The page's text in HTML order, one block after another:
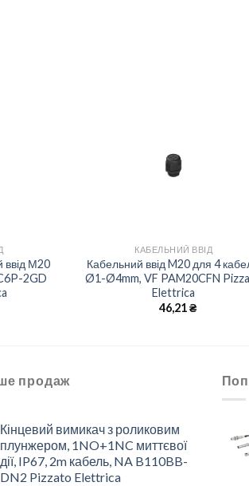
ввід М20
2GD
КАБЕЛЬНИЙ ВВІД
Кабельний ввід M20 для 4
Ø1-Ø4mm, VF PAM20CFN
Elettrica
46,21₴
продаж
Кінцевий вимикач з роликовим
плунжером, 1NO+1NC миттєвої
дії, IP67, 2m кабель, NA B110BB-
DN2 Pizzato Elettrica